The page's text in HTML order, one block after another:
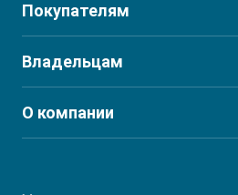
JS3
JS6
J7
Покупателям
Выбор и покупка
Финансы и услуги
Владельцам
Сервис
Поддержка
О компании